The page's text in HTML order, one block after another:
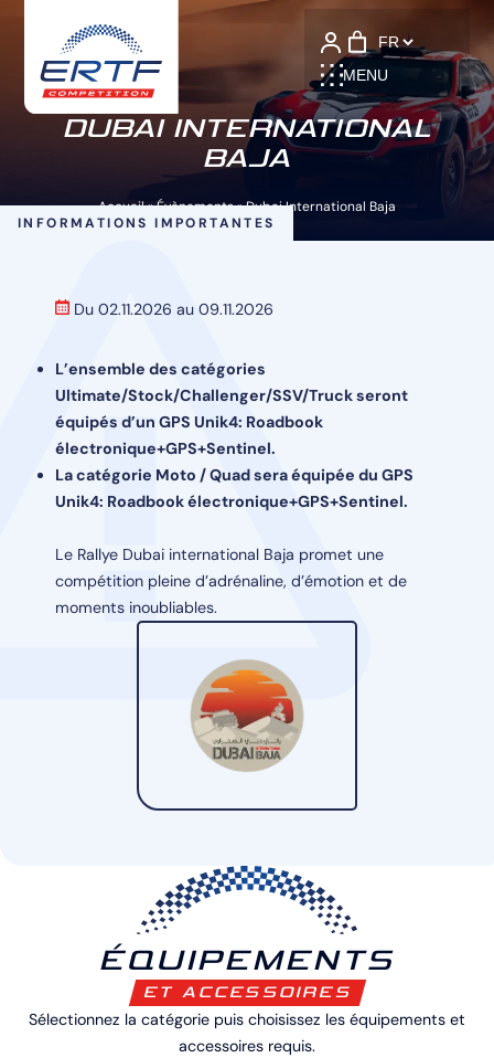
MENU
Language
DUBAI INTERNATIONAL
BAJA
Accueil»Évènements»Dubai International Baja
INFORMATIONS IMPORTANTES
Du 02.11.2026 au 09.11.2026
L’ensemble des catégories
Ultimate/Stock/Challenger/SSV/Truck seront
équipés d’un GPS Unik4: Roadbook
électronique+GPS+Sentinel.
La catégorie Moto / Quad sera équipée du GPS
Unik4: Roadbook électronique+GPS+Sentinel.
Le Rallye Dubai international Baja promet une
compétition pleine d’adrénaline, d’émotion et de
moments inoubliables.
ÉQUIPEMENTS
ET ACCESSOIRES
Sélectionnez la catégorie puis choisissez les équipements et
accessoires requis.